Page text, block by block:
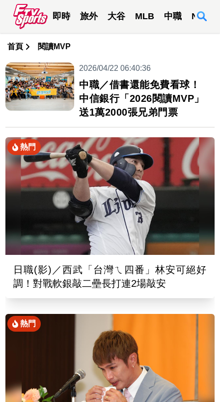
即時 旅外 大谷 MLB 中職 NBA
首頁 閱讀MVP
2026/04/22 06:40:36
中職／借書還能免費看球！
中信銀行「2026閱讀MVP」
送1萬2000張兄弟門票
熱門
日職(影)／西武「台灣ㄟ四番」林安可絕好
調！對戰軟銀敲二壘長打連2場敲安
熱門